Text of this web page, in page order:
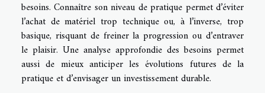
besoins. Connaître son niveau de pratique permet d’éviter
l’achat de matériel trop technique ou, à l’inverse, trop
basique, risquant de freiner la progression ou d’entraver
le plaisir. Une analyse approfondie des besoins permet
aussi de mieux anticiper les évolutions futures de la
pratique et d’envisager un investissement durable.